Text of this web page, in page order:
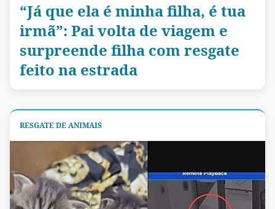
“Já que ela é minha filha, é tua
irmã”: Pai volta de viagem e
surpreende filha com resgate
feito na estrada
RESGATE DE ANIMAIS